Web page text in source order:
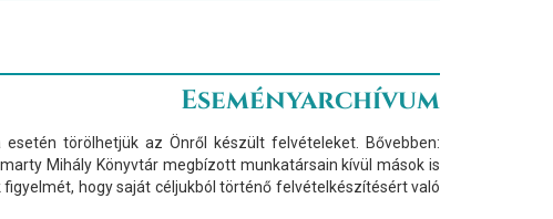
Eseményarchívum
törölhetjük az Önről készült felvételeket. Bővebben:
Mihály Könyvtár megbízott munkatársain kívül mások is
hogy saját céljukból történő felvételkészítésért való